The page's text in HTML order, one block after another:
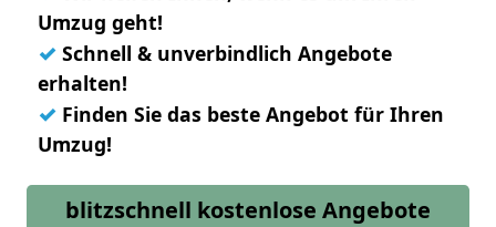
Umzug geht!
✓ Schnell & unverbindlich Angebote
erhalten!
✓ Finden Sie das beste Angebot für Ihren
Umzug!
blitzschnell kostenlose Angebote